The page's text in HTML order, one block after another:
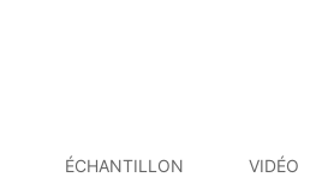
ÉCHANTILLON VIDÉO